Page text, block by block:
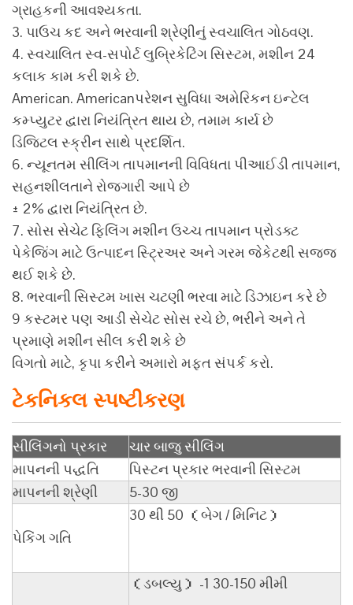
ગ્રાહકની આવશ્યકતા.
3. પાઉચ કદ અને ભરવાની શ્રેણીનું સ્વચાલિત ગોઠવણ.
4. સ્વચાલિત સ્વ-સપોર્ટ લુબ્રિકેટિંગ સિસ્ટમ, મશીન 24
કલાક કામ કરી શકે છે.
American. Americanપરેશન સુવિધા અમેરિકન ઇન્ટેલ
કમ્પ્યુટર દ્વારા નિયંત્રિત થાય છે, તમામ કાર્ય છે
ડિજિટલ સ્ક્રીન સાથે પ્રદર્શિત.
6. ન્યૂનતમ સીલિંગ તાપમાનની વિવિધતા પીઆઈડી તાપમાન,
સહનશીલતાને રોજગારી આપે છે
± 2% દ્વારા નિયંત્રિત છે.
7. સોસ સેચેટ ફિલિંગ મશીન ઉચ્ચ તાપમાન પ્રોડક્ટ
પેકેજિંગ માટે ઉત્પાદન સ્ટ્રિઅર અને ગરમ જેકેટથી સજ્જ
થઈ શકે છે.
8. ભરવાની સિસ્ટમ ખાસ ચટણી ભરવા માટે ડિઝાઇન કરે છે
9 કસ્ટમર પણ આડી સેચેટ સોસ રચે છે, ભરીને અને તે
પ્રમાણે મશીન સીલ કરી શકે છે
વિગતો માટે, કૃપા કરીને અમારો મફત સંપર્ક કરો.
ટેકનિકલ સ્પષ્ટીકરણ
સીલિંગનો પ્રકાર
ચાર બાજુ સીલિંગ
માપનની પદ્ધતિ
પિસ્ટન પ્રકાર ભરવાની સિસ્ટમ
માપનની શ્રેણી
5-30 જી
પેકિંગ ગતિ
30 થી 50 （બેગ / મિનિટ）
（ડબલ્યુ） -1 30-150 મીમી